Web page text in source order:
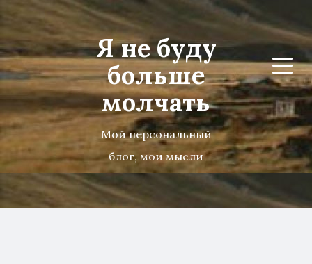
Я не буду
больше
молчать
Мой персональный
блог, мои мысли
Menu